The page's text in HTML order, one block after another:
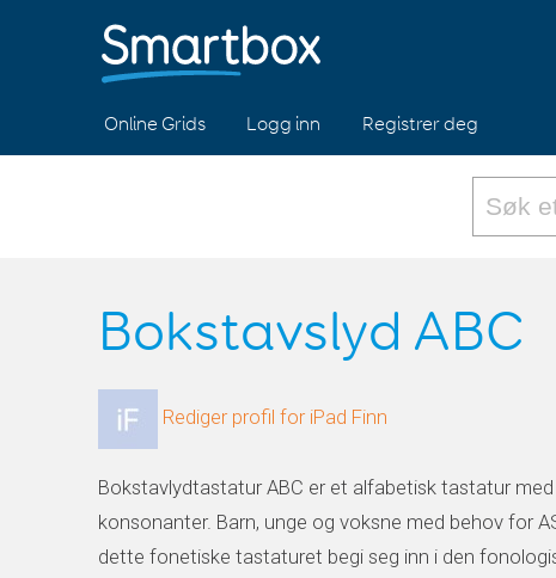
Online Grids Logg inn Registrer deg
Bokstavslyd ABC
Rediger profil for iPad Finn
Bokstavlydtastatur ABC er et alfabetisk tastatur
konsonanter. Barn, unge og voksne med behov for
dette fonetiske tastaturet begi seg inn i den